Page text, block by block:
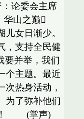
论委会主席
山之巅
女日渐少。
，支持全民健
并举，我们
个主题。最近
热身活动，
为了弥补他们
师！ (掌声)